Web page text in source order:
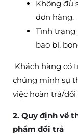
Không đủ
đơn hàng.
Tình trạng
bao bì,
Khách hàng có
chứng minh sự
việc hoàn trả/
2. Quy định về
phẩm đổi trả